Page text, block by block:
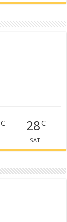
C 28C
SAT